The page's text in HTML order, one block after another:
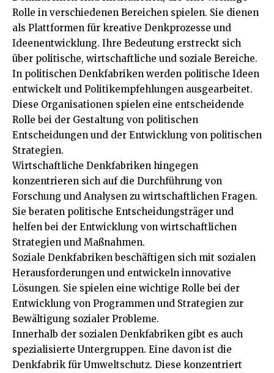
Rolle in verschiedenen Bereichen spielen. Sie dienen
als Plattformen für kreative Denkprozesse und
Ideenentwicklung. Ihre Bedeutung erstreckt sich
über politische, wirtschaftliche und soziale Bereiche.
In politischen Denkfabriken werden politische Ideen
entwickelt und Politikempfehlungen ausgearbeitet.
Diese Organisationen spielen eine entscheidende
Rolle bei der Gestaltung von politischen
Entscheidungen und der Entwicklung von politischen
Strategien.
Wirtschaftliche Denkfabriken hingegen
konzentrieren sich auf die Durchführung von
Forschung und Analysen zu wirtschaftlichen Fragen.
Sie beraten politische Entscheidungsträger und
helfen bei der Entwicklung von wirtschaftlichen
Strategien und Maßnahmen.
Soziale Denkfabriken beschäftigen sich mit sozialen
Herausforderungen und entwickeln innovative
Lösungen. Sie spielen eine wichtige Rolle bei der
Entwicklung von Programmen und Strategien zur
Bewältigung sozialer Probleme.
Innerhalb der sozialen Denkfabriken gibt es auch
spezialisierte Untergruppen. Eine davon ist die
Denkfabrik für Umweltschutz. Diese konzentriert